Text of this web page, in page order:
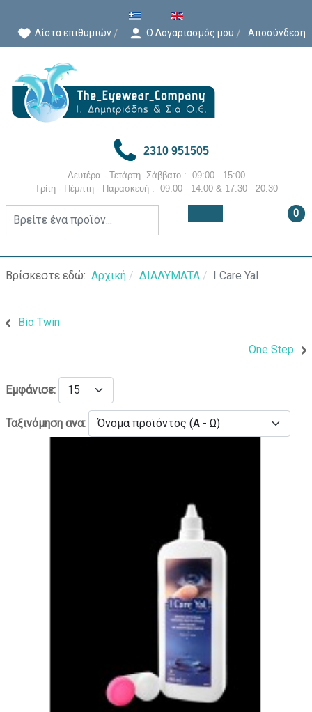
Λίστα επιθυμιών Ο Λογαριασμός μου Αποσύνδεση
2310 951505
Δευτέρα - Τετάρτη -Σάββατο : 09:00 - 15:00
Τρίτη - Πέμπτη - Παρασκευή : 09:00 - 14:00 & 17:30 - 20:30
0
Βρίσκεστε εδώ: Αρχική ΔΙΑΛΥΜΑΤΑ I Care Yal
Bio Twin
One Step
Εμφάνισε:
Ταξινόμηση ανα: